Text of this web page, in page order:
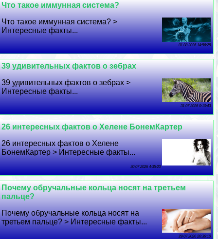
Что такое иммунная система?
Что такое иммунная система? >
Интересные факты...
01 08 2026 14:56:28
39 удивительных фактов о зебрах
39 удивительных фактов о зебрах >
Интересные факты...
31 07 2026 0:10:43
26 интересных фактов о Хелене БонемКартер
26 интересных фактов о Хелене
БонемКартер > Интересные факты...
30 07 2026 4:35:20
Почему обручальные кольца носят на третьем
пальце?
Почему обручальные кольца носят на
третьем пальце? > Интересные факты...
29 07 2026 20:36:10